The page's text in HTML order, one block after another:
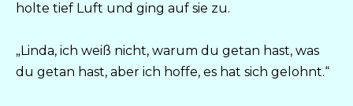
holte tief Luft und ging auf sie zu.
„Linda, ich weiß nicht, warum du getan hast, was
du getan hast, aber ich hoffe, es hat sich gelohnt.“